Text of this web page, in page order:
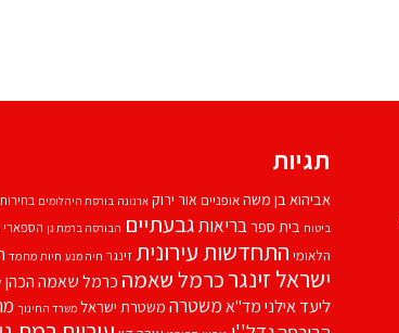
תגיות
אביהוא בן משהאופניים אור ירוק ארנונה בורסת היהלומים
ביטוח בית ספרבריאותגבעתיים הבורסה ברמת גן הספארי
הלאומי התחדשות עירוניתזינגר חיה מנע חיות מחמד
ישראל זינגרכרמל שאמה כרמל שאמה הכהן
ליעד אילנימד''אמשטרה משטרת ישראל משרד החינוך